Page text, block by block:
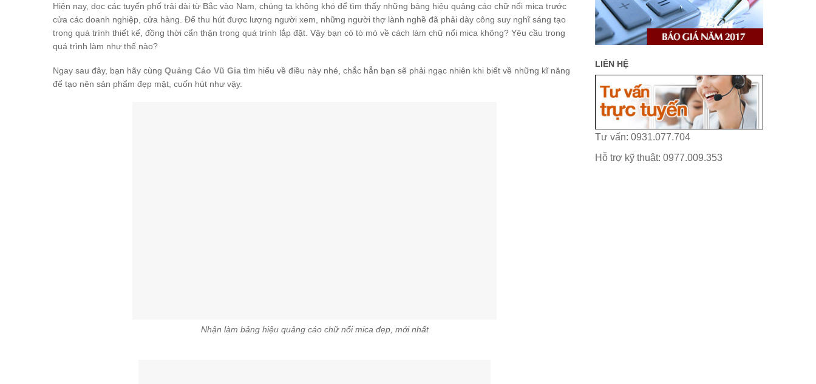
Hiện nay, dọc các tuyến phố trải dài từ Bắc vào Nam, chúng ta không khó để tìm thấy những bảng hiệu quảng cáo chữ nổi mica trước
cửa các doanh nghiệp, cửa hàng. Để thu hút được lượng người xem, những người thợ lành nghề đã phải dày công suy nghĩ sáng tạo
trong quá trình thiết kế, đồng thời cẩn thận trong quá trình lắp đặt. Vậy bạn có tò mò về cách làm chữ nổi mica không? Yêu cầu trong
quá trình làm như thế nào?
Ngay sau đây, bạn hãy cùng Quảng Cáo Vũ Gia tìm hiểu về điều này nhé, chắc hẳn bạn sẽ phải ngạc nhiên khi biết về những kĩ năng
để tạo nên sản phẩm đẹp mặt, cuốn hút như vậy.
Nhận làm bảng hiệu quảng cáo chữ nổi mica đẹp, mới nhất
LIÊN HỆ
Tư vấn: 0931.077.704
Hỗ trợ kỹ thuật: 0977.009.353